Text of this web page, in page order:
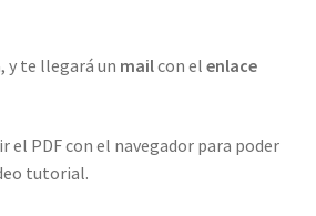
y te llegará un mailcon el enlace
el PDF con el navegador para poder
tutorial.